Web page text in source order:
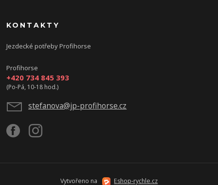
KONTAKTY
Jezdecké potřeby Profihorse
Profihorse
+420 734 845 393
(Po-Pá, 10-18 hod.)
stefanova@jp-profihorse.cz
Vytvořeno na Eshop-rychle.cz